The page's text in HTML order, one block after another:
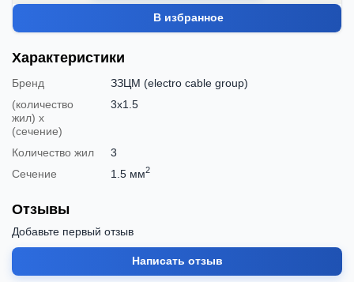
В избранное
Характеристики
Бренд
ЗЗЦМ (electro cable group)
(количество
жил) х
(сечение)
3х1.5
Количество жил
3
Сечение
1.5 мм2
Отзывы
Добавьте первый отзыв
Написать отзыв